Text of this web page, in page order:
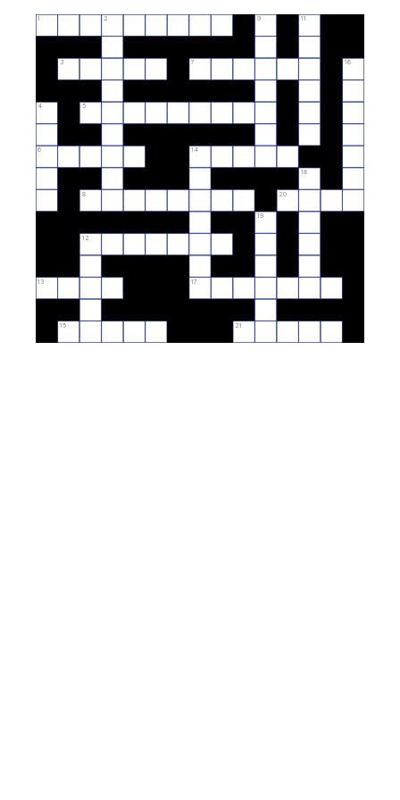
1 2 9 11
3 7 16
4 5
6 14
18
8 20
19
12
13 17
15 21